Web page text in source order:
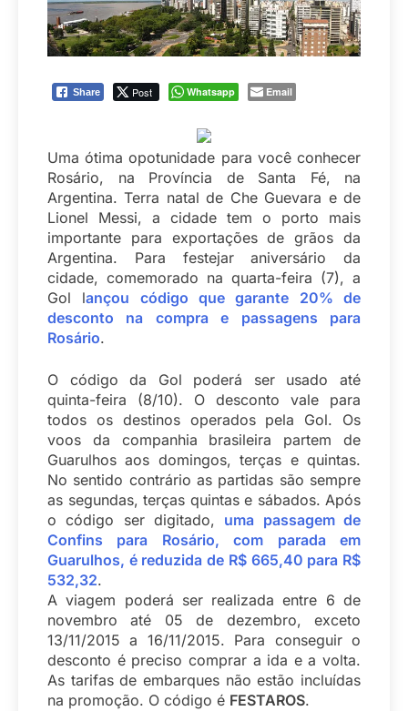
Share Post Whatsapp Email
Uma ótima opotunidade para você conhecer
Rosário, na Província de Santa Fé, na
Argentina. Terra natal de Che Guevara e de
Lionel Messi, a cidade tem o porto mais
importante para exportações de grãos da
Argentina. Para festejar aniversário da
cidade, comemorado na quarta-feira (7), a
Gol lançou código que garante 20% de
desconto na compra e passagens para
Rosário.
O código da Gol poderá ser usado até
quinta-feira (8/10). O desconto vale para
todos os destinos operados pela Gol. Os
voos da companhia brasileira partem de
Guarulhos aos domingos, terças e quintas.
No sentido contrário as partidas são sempre
as segundas, terças quintas e sábados. Após
o código ser digitado, uma passagem de
Confins para Rosário, com parada em
Guarulhos, é reduzida de R$ 665,40 para R$
532,32.
A viagem poderá ser realizada entre 6 de
novembro até 05 de dezembro, exceto
13/11/2015 a 16/11/2015. Para conseguir o
desconto é preciso comprar a ida e a volta.
As tarifas de embarques não estão incluídas
na promoção. O código é FESTAROS.